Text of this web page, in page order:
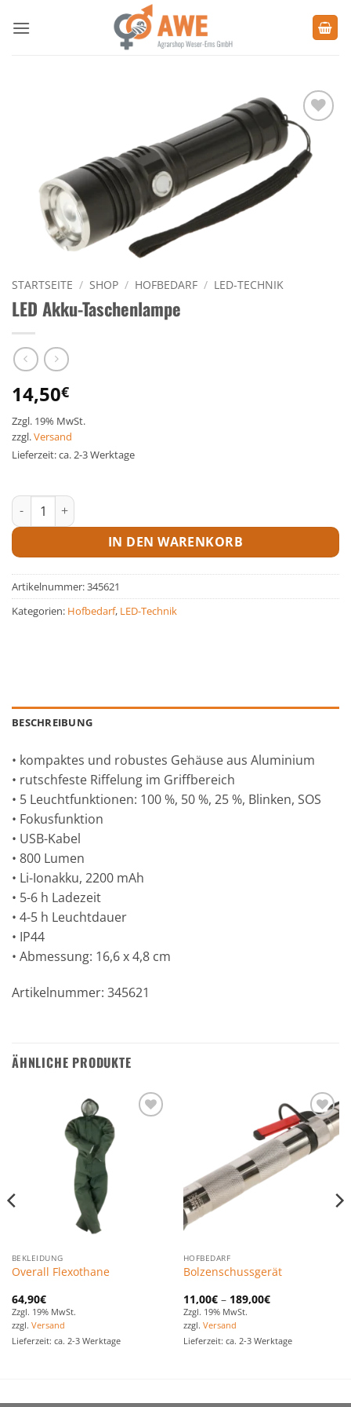
Inhalt
Zu den
Favoriten
hinzufügen
STARTSEITE / SHOP / HOFBEDARF / LED-TECHNIK
LED Akku-Taschenlampe
14,50€
Zzgl. 19% MwSt.
zzgl.Versand
Lieferzeit: ca. 2-3 Werktage
LED Akku-Taschenlampe Menge
IN DEN WARENKORB
Artikelnummer:345621
Kategorien: Hofbedarf, LED-Technik
BESCHREIBUNG
• kompaktes und robustes Gehäuse aus Aluminium
• rutschfeste Riffelung im Griffbereich
• 5 Leuchtfunktionen: 100 %, 50 %, 25 %, Blinken, SOS
• Fokusfunktion
• USB-Kabel
• 800 Lumen
• Li-Ionakku, 2200 mAh
• 5-6 h Ladezeit
• 4-5 h Leuchtdauer
• IP44
• Abmessung: 16,6 x 4,8 cm
Artikelnummer: 345621
ÄHNLICHE PRODUKTE
BEKLEIDUNG
Overall Flexothane
64,90€
Zzgl. 19% MwSt.
zzgl. Versand
Lieferzeit: ca. 2-3 Werktage
Zu den
Favoriten
hinzufügen
HOFBEDARF
Bolzenschussgerät
11,00€– 189,00€
Zzgl. 19% MwSt.
zzgl. Versand
Lieferzeit: ca. 2-3 Werktage